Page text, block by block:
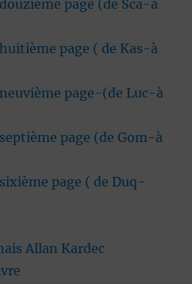
page (de Sca-à
page ( de Kas-à
page-(de Luc-à
page (de Gom-à
page ( de Duq-
Allan Kardec